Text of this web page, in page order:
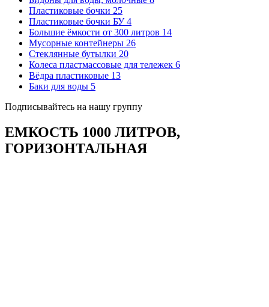
Пластиковые бочки 25
Пластиковые бочки БУ4
Большие ёмкости от 300 литров 14
Мусорные контейнеры 26
Стеклянные бутылки 20
Колеса пластмассовые для тележек 6
Вёдра пластиковые 13
Баки для воды 5
Подписывайтесь на нашу группу
ЕМКОСТЬ 1000 ЛИТРОВ,
ГОРИЗОНТАЛЬНАЯ